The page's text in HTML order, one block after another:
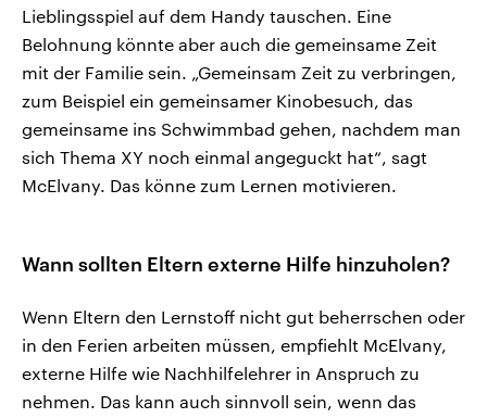
Lieblingsspiel auf dem Handy tauschen. Eine
Belohnung könnte aber auch die gemeinsame Zeit
mit der Familie sein. „Gemeinsam Zeit zu verbringen,
zum Beispiel ein gemeinsamer Kinobesuch, das
gemeinsame ins Schwimmbad gehen, nachdem man
sich Thema XY noch einmal angeguckt hat“, sagt
McElvany. Das könne zum Lernen motivieren.
Wann sollten Eltern externe Hilfe hinzuholen?
Wenn Eltern den Lernstoff nicht gut beherrschen oder
in den Ferien arbeiten müssen, empfiehlt McElvany,
externe Hilfe wie Nachhilfelehrer in Anspruch zu
nehmen. Das kann auch sinnvoll sein, wenn das